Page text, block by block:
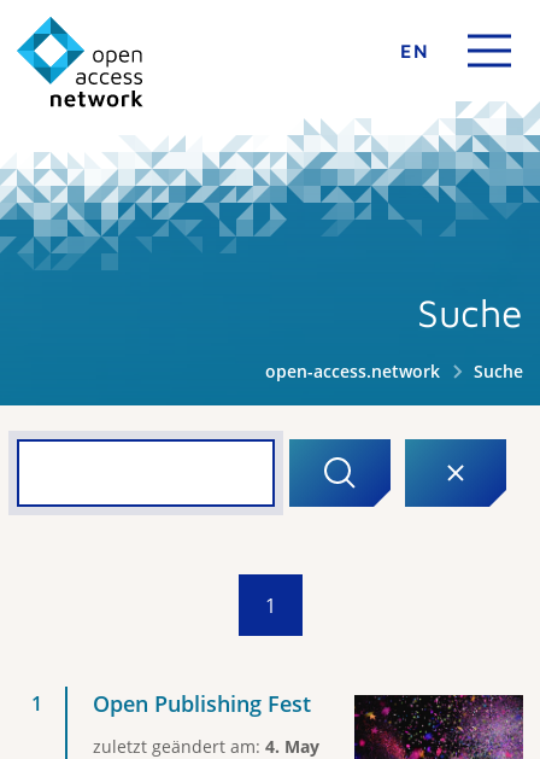
EN
Suche
open-access.network Suche
1
Open Publishing Fest
zuletzt geändert am: 4. May